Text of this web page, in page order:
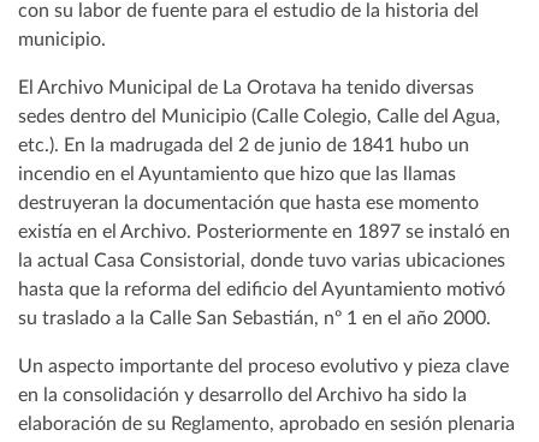
con su labor de fuente para el estudio de la historia del
municipio.
El Archivo Municipal de La Orotava ha tenido diversas
sedes dentro del Municipio (Calle Colegio, Calle del Agua,
etc.). En la madrugada del 2 de junio de 1841 hubo un
incendio en el Ayuntamiento que hizo que las llamas
destruyeran la documentación que hasta ese momento
existía en el Archivo. Posteriormente en 1897 se instaló en
la actual Casa Consistorial, donde tuvo varias ubicaciones
hasta que la reforma del edificio del Ayuntamiento motivó
su traslado a la Calle San Sebastián, nº 1 en el año 2000.
Un aspecto importante del proceso evolutivo y pieza clave
en la consolidación y desarrollo del Archivo ha sido la
elaboración de su Reglamento, aprobado en sesión plenaria